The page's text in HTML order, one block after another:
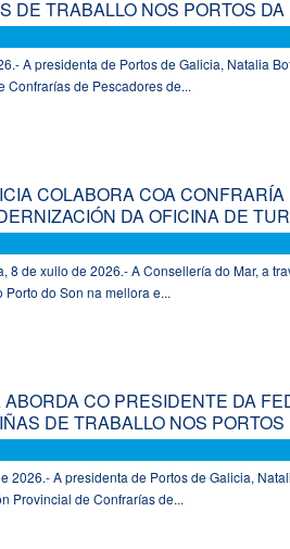
DE TRABALLO NOS PORTOS
A presidenta de Portos de Galicia, Natalia
Confrarías de Pescadores de...
COLABORA COA
DA OFICINA DE
8 de xullo de 2026.- A Consellería do Mar, a
do Son na mellora e...
ABORDA CO PRESIDENTE DA
DE TRABALLO NOS
2026.- A presidenta de Portos de Galicia,
Provincial de Confrarías de...